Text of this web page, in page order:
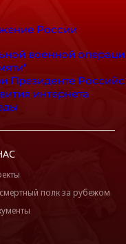
полк за рубежом